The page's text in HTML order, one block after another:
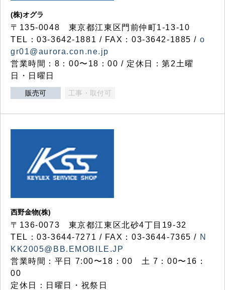
(株)オグラ
〒135-0048 東京都江東区門前仲町1-13-10
TEL：03-3642-1881 / FAX：03-3642-1885 / o
gr01@aurora.con.ne.jp
営業時間：8：00〜18：00 / 定休日：第2土曜
日・日曜日
販売可 工事・取付可
西野金物(株)
〒136-0073 東京都江東区北砂4丁目19-32
TEL：03‐3644‐7271 / FAX：03-3644-7365 / N
KK2005@BB.EMOBILE.JP
営業時間：平日 7:00〜18：00 土 7：00〜16：
00
定休日：日曜日・祝祭日